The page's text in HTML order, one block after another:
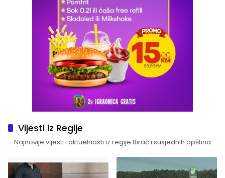
Vijesti iz Regije
– Najnovije vijesti i aktuelnosti iz regije Birač i susjednih opština.